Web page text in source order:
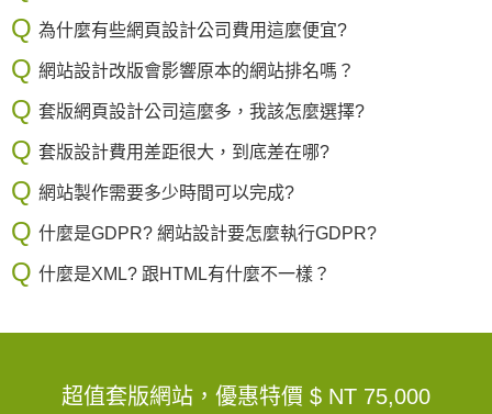
為什麼有些網頁設計公司費用這麼便宜?
網站設計改版會影響原本的網站排名嗎？
套版網頁設計公司這麼多，我該怎麼選擇?
套版設計費用差距很大，到底差在哪?
網站製作需要多少時間可以完成?
什麼是GDPR? 網站設計要怎麼執行GDPR?
什麼是XML? 跟HTML有什麼不一樣？
超值套版網站，優惠特價 $ NT 75,000